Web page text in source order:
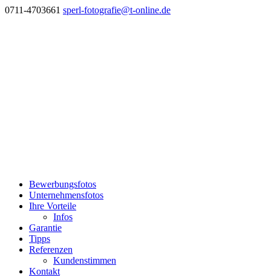
0711-4703661 sperl-fotografie@t-online.de
Bewerbungsfotos
Unternehmensfotos
Ihre Vorteile
Infos
Garantie
Tipps
Referenzen
Kundenstimmen
Kontakt